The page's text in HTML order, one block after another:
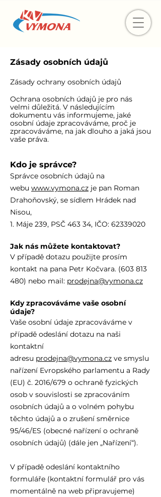
Zásady osobních údajů
Zásady ochrany osobních údajů
Ochrana osobních údajů je pro nás
velmi důležitá. V následujícím
dokumentu vás informujeme, jaké
osobní údaje zpracováváme, proč je
zpracováváme, na jak dlouho a jaká jsou
vaše práva.
Kdo je správce?
Správce osobních údajů na
webu www.vymona.cz je pan Roman
Drahoňovský, se sídlem Hrádek nad
Nisou,
1. Máje 239, PSČ 463 34, IČO: 62339020
Jak nás můžete kontaktovat?
V případě dotazu použijte prosím
kontakt na pana Petr Kočvara. (603 813
480) nebo mail: prodejna@vymona.cz
Kdy zpracováváme vaše osobní
údaje?
Vaše osobní údaje zpracováváme v
případě odeslání dotazu na naši
kontaktní
adresu prodejna@vymona.cz ve smyslu
nařízení Evropského parlamentu a Rady
(EU) č. 2016/679 o ochraně fyzických
osob v souvislosti se zpracováním
osobních údajů a o volném pohybu
těchto údajů a o zrušení směrnice
95/46/ES (obecné nařízení o ochraně
osobních údajů) (dále jen „Nařízení“).
V případě odeslání kontaktního
formuláře (kontaktní formulář pro vás
momentálně na web připravujeme)